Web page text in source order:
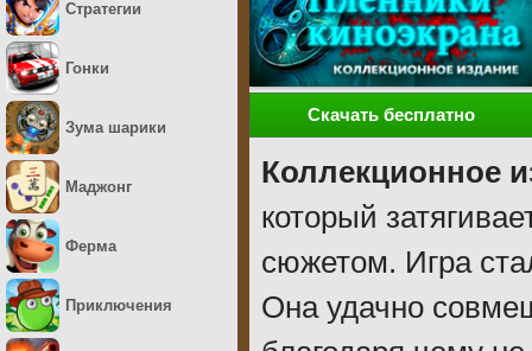
Скачать бесплатно
Коллекционное
который
сюжетом. Игра
Она удачно
Стратегии
Гонки
Зума шарики
Маджонг
Ферма
Приключения